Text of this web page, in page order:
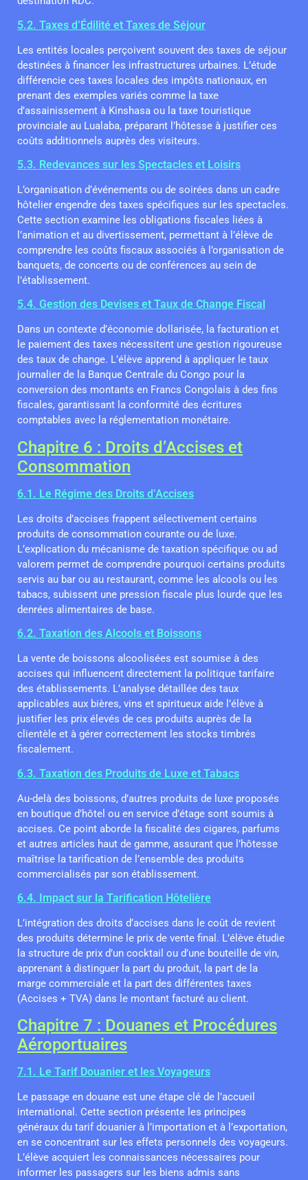
5.2. Taxes d’Édilité et Taxes de Séjour
Les entités locales perçoivent souvent des taxes de séjour
destinées à financer les infrastructures urbaines. L’étude
différencie ces taxes locales des impôts nationaux, en
prenant des exemples variés comme la taxe
d’assainissement à Kinshasa ou la taxe touristique
provinciale au Lualaba, préparant l’hôtesse à justifier ces
coûts additionnels auprès des visiteurs.
5.3. Redevances sur les Spectacles et Loisirs
L’organisation d’événements ou de soirées dans un cadre
hôtelier engendre des taxes spécifiques sur les spectacles.
Cette section examine les obligations fiscales liées à
l’animation et au divertissement, permettant à l’élève de
comprendre les coûts fiscaux associés à l’organisation de
banquets, de concerts ou de conférences au sein de
l’établissement.
5.4. Gestion des Devises et Taux de Change Fiscal
Dans un contexte d’économie dollarisée, la facturation et
le paiement des taxes nécessitent une gestion rigoureuse
des taux de change. L’élève apprend à appliquer le taux
journalier de la Banque Centrale du Congo pour la
conversion des montants en Francs Congolais à des fins
fiscales, garantissant la conformité des écritures
comptables avec la réglementation monétaire.
Chapitre 6 : Droits d’Accises et
Consommation
6.1. Le Régime des Droits d’Accises
Les droits d’accises frappent sélectivement certains
produits de consommation courante ou de luxe.
L’explication du mécanisme de taxation spécifique ou ad
valorem permet de comprendre pourquoi certains produits
servis au bar ou au restaurant, comme les alcools ou les
tabacs, subissent une pression fiscale plus lourde que les
denrées alimentaires de base.
6.2. Taxation des Alcools et Boissons
La vente de boissons alcoolisées est soumise à des
accises qui influencent directement la politique tarifaire
des établissements. L’analyse détaillée des taux
applicables aux bières, vins et spiritueux aide l’élève à
justifier les prix élevés de ces produits auprès de la
clientèle et à gérer correctement les stocks timbrés
fiscalement.
6.3. Taxation des Produits de Luxe et Tabacs
Au-delà des boissons, d’autres produits de luxe proposés
en boutique d’hôtel ou en service d’étage sont soumis à
accises. Ce point aborde la fiscalité des cigares, parfums
et autres articles haut de gamme, assurant que l’hôtesse
maîtrise la tarification de l’ensemble des produits
commercialisés par son établissement.
6.4. Impact sur la Tarification Hôtelière
L’intégration des droits d’accises dans le coût de revient
des produits détermine le prix de vente final. L’élève étudie
la structure de prix d’un cocktail ou d’une bouteille de vin,
apprenant à distinguer la part du produit, la part de la
marge commerciale et la part des différentes taxes
(Accises + TVA) dans le montant facturé au client.
Chapitre 7 : Douanes et Procédures
Aéroportuaires
7.1. Le Tarif Douanier et les Voyageurs
Le passage en douane est une étape clé de l’accueil
international. Cette section présente les principes
généraux du tarif douanier à l’importation et à l’exportation,
en se concentrant sur les effets personnels des voyageurs.
L’élève acquiert les connaissances nécessaires pour
informer les passagers sur les biens admis sans